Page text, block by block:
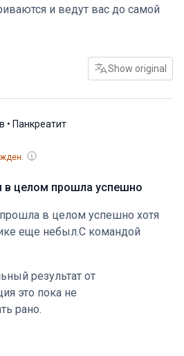
и ведут вас до самой
Show original
• Панкреатит
в целом прошла успешно
в целом успешно хотя
еще небыл.С командой
ненаписали,как правильно
результат от
это пока не
рано.